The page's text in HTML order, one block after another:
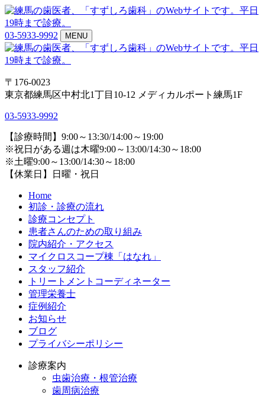
03-5933-9992 MENU
〒176-0023
東京都練馬区中村北1丁目10-12 メディカルポート練馬1F
03-5933-9992
【診療時間】9:00～13:30/14:00～19:00
※祝日がある週は木曜9:00～13:00/14:30～18:00
※土曜9:00～13:00/14:30～18:00
【休業日】日曜・祝日
Home
初診・診療の流れ
診療コンセプト
患者さんのための取り組み
院内紹介・アクセス
マイクロスコープ棟「はなれ」
スタッフ紹介
トリートメントコーディネーター
管理栄養士
症例紹介
お知らせ
ブログ
プライバシーポリシー
診療案内
虫歯治療・根管治療
歯周病治療